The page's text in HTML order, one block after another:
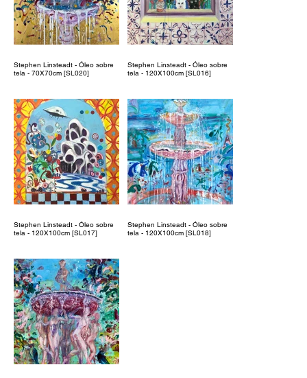
Stephen Linsteadt - Óleo sobre
tela - 70X70cm [SL020]
Stephen Linsteadt - Óleo sobre
tela - 120X100cm [SL016]
Stephen Linsteadt - Óleo sobre
tela - 120X100cm [SL017]
Stephen Linsteadt - Óleo sobre
tela - 120X100cm [SL018]